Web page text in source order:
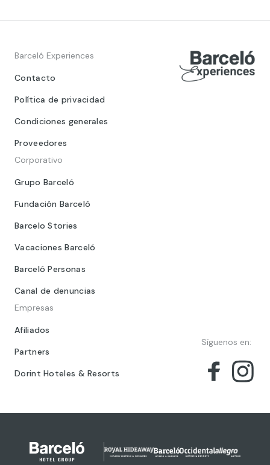
Barceló Experiences
Contacto
Política de privacidad
Condiciones generales
Proveedores
Corporativo
Grupo Barceló
Fundación Barceló
Barcelo Stories
Vacaciones Barceló
Barceló Personas
Canal de denuncias
Empresas
Afiliados
Partners
Dorint Hoteles & Resorts
Síguenos en: